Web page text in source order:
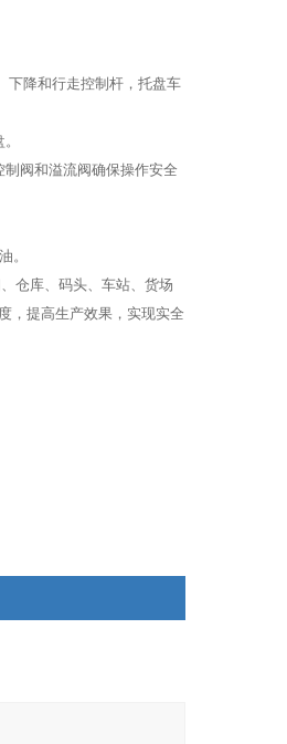
下降和行走控制杆，托盘车
阀和溢流阀确保操作安全
。
仓库、码头、车站、货场
，提高生产效果，实现实全